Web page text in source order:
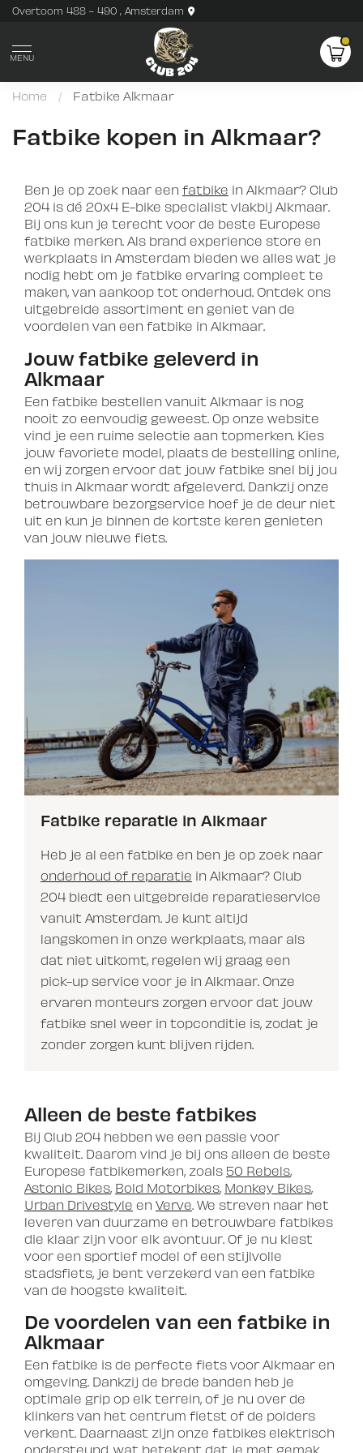
Overtoom 488 - 490 , Amsterdam
MENU
Home / Fatbike Alkmaar
Fatbike kopen in Alkmaar?
Ben je op zoek naar een fatbike in Alkmaar? Club
204 is dé 20x4 E-bike specialist vlakbij Alkmaar.
Bij ons kun je terecht voor de beste Europese
fatbike merken. Als brand experience store en
werkplaats in Amsterdam bieden we alles wat je
nodig hebt om je fatbike ervaring compleet te
maken, van aankoop tot onderhoud. Ontdek ons
uitgebreide assortiment en geniet van de
voordelen van een fatbike in Alkmaar.
Jouw fatbike geleverd in
Alkmaar
Een fatbike bestellen vanuit Alkmaar is nog
nooit zo eenvoudig geweest. Op onze website
vind je een ruime selectie aan topmerken. Kies
jouw favoriete model, plaats de bestelling online,
en wij zorgen ervoor dat jouw fatbike snel bij jou
thuis in Alkmaar wordt afgeleverd. Dankzij onze
betrouwbare bezorgservice hoef je de deur niet
uit en kun je binnen de kortste keren genieten
van jouw nieuwe fiets.
Fatbike reparatie in Alkmaar
Heb je al een fatbike en ben je op zoek naar
onderhoud of reparatie in Alkmaar? Club
204 biedt een uitgebreide reparatieservice
vanuit Amsterdam. Je kunt altijd
langskomen in onze werkplaats, maar als
dat niet uitkomt, regelen wij graag een
pick-up service voor je in Alkmaar. Onze
ervaren monteurs zorgen ervoor dat jouw
fatbike snel weer in topconditie is, zodat je
zonder zorgen kunt blijven rijden.
Alleen de beste fatbikes
Bij Club 204 hebben we een passie voor
kwaliteit. Daarom vind je bij ons alleen de beste
Europese fatbikemerken, zoals 50 Rebels
Astonic Bikes Bold Motorbikes Monkey Bikes
Urban Drivestyle en Verve . We streven naar het
leveren van duurzame en betrouwbare fatbikes
die klaar zijn voor elk avontuur. Of je nu kiest
voor een sportief model of een stijlvolle
stadsfiets, je bent verzekerd van een fatbike
van de hoogste kwaliteit.
De voordelen van een fatbike in
Alkmaar
Een fatbike is de perfecte fiets voor Alkmaar en
omgeving. Dankzij de brede banden heb je
optimale grip op elk terrein, of je nu over de
klinkers van het centrum fietst of de polders
verkent. Daarnaast zijn onze fatbikes elektrisch
ondersteund, wat betekent dat je met gemak